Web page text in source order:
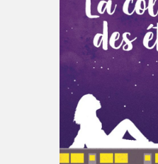
Espace enseignant·e·s
Espace pro